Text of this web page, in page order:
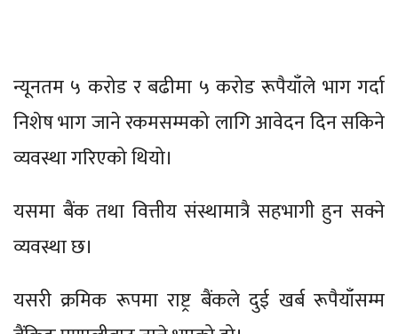
न्यूनतम ५ करोड र बढीमा ५ करोड रूपैयाँले भाग गर्दा
निशेष भाग जाने रकमसम्मको लागि आवेदन दिन सकिने
व्यवस्था गरिएको थियो।
यसमा बैंक तथा वित्तीय संस्थामात्रै सहभागी हुन सक्ने
व्यवस्था छ।
यसरी क्रमिक रूपमा राष्ट्र बैंकले दुई खर्ब रूपैयाँसम्म